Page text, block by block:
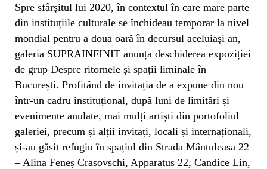
Spre sfârșitul lui 2020, în contextul în care mare parte
din instituțiile culturale se închideau temporar la nivel
mondial pentru a doua oară în decursul aceluiași an,
galeria SUPRAINFINIT anunța deschiderea expoziției
de grup Despre ritornele și spații liminale în
București. Profitând de invitația de a expune din nou
într-un cadru instituțional, după luni de limitări și
evenimente anulate, mai mulți artiști din portofoliul
galeriei, precum și alții invitați, locali și internaționali,
și-au găsit refugiu în spațiul din Strada Mântuleasa 22
– Alina Feneș Crasovschi, Apparatus 22, Candice Lin,